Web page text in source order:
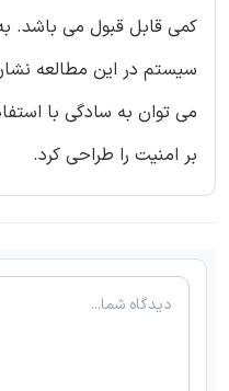
کمی قابل قبول می باشد. به
سیستم در این مطالعه
می توان به سادگی با
بر امنیت را طراحی کرد.